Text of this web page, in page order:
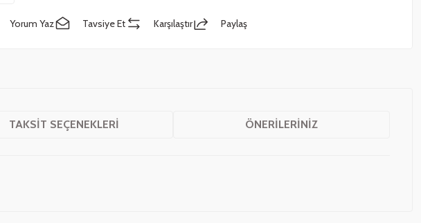
Yorum Yaz Tavsiye Et Karşılaştır Paylaş
TAKSIT SEÇENEKLERI ÖNERILERINIZ